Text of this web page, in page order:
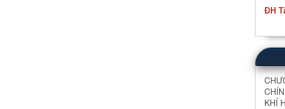
ĐH
KHÍ